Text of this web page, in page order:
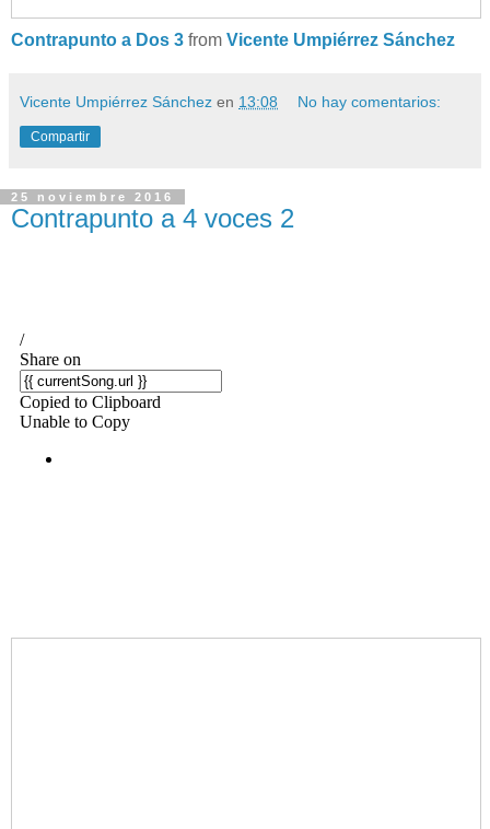
Contrapunto a Dos 3 from Vicente Umpiérrez Sánchez
Vicente Umpiérrez Sánchez en 13:08 No hay comentarios:
Compartir
25 noviembre 2016
Contrapunto a 4 voces 2